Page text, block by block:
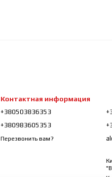
Контактная информация
+380503836353
+380983605353
Перезвонить вам?